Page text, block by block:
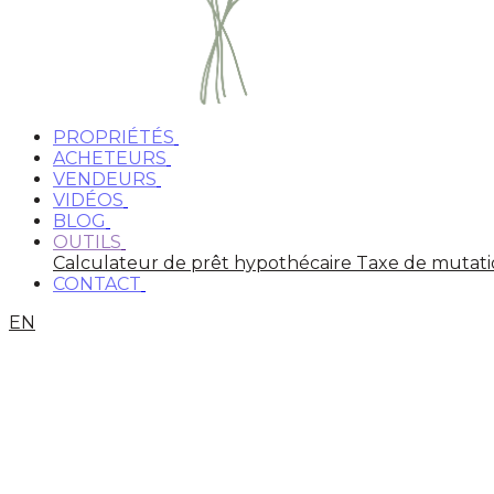
PROPRIÉTÉS
ACHETEURS
VENDEURS
VIDÉOS
BLOG
OUTILS
Calculateur de prêt hypothécaire Taxe de
CONTACT
EN